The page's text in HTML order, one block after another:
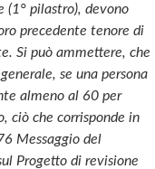
(1° pilastro), devono
precedente tenore di
Si può ammettere, che
se una persona
almeno al 60 per
ciò che corrisponde in
Messaggio del
Progetto di revisione